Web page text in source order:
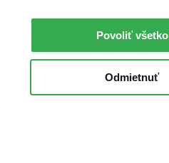
Povoliť všetko
Odmietnuť